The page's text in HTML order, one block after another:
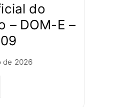
do
– DOM-E –
de 2026